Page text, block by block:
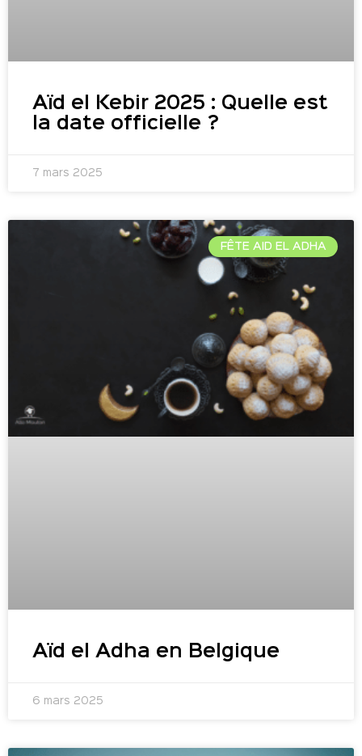
Aïd el Kebir 2025 : Quelle est
la date officielle ?
7 mars 2025
FÊTE AID EL ADHA
Aïd el Adha en Belgique
6 mars 2025